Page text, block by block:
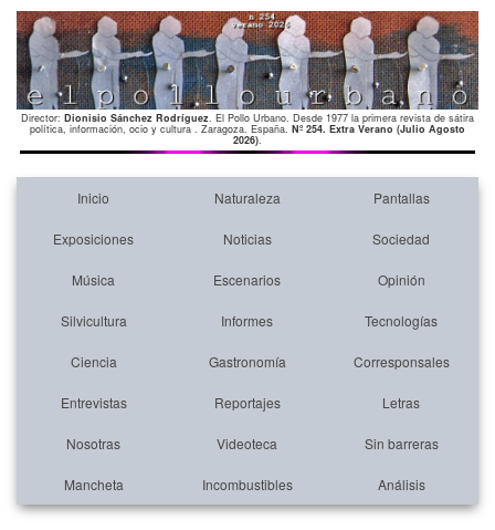
Director: Dionisio Sánchez Rodríguez. El Pollo Urbano. Desde 1977 la primera revista de sátira
política, información, ocio y cultura . Zaragoza. España. Nº 254. Extra Verano (Julio Agosto
2026).
Inicio Naturaleza Pantallas
Exposiciones Noticias Sociedad
Música Escenarios Opinión
Silvicultura Informes Tecnologías
Ciencia Gastronomía Corresponsales
Entrevistas Reportajes Letras
Nosotras Videoteca Sin barreras
Mancheta Incombustibles Análisis